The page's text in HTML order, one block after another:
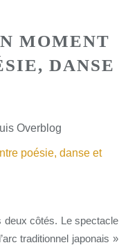
MOMENT
DANSE
Overblog
deux côtés. Le spectacle
traditionnel japonais »